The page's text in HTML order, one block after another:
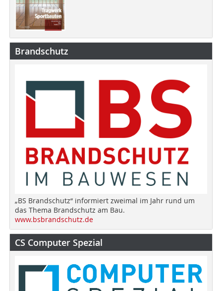
Brandschutz
„BS Brandschutz“ informiert zweimal im Jahr rund um
das Thema Brandschutz am Bau.
www.bsbrandschutz.de
CS Computer Spezial